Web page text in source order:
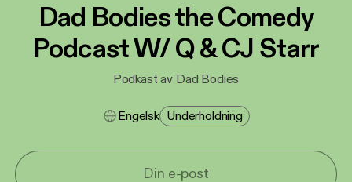
Dad Bodies the Comedy
Podcast W/ Q & CJ Starr
Podkast av Dad Bodies
Engelsk Underholdning